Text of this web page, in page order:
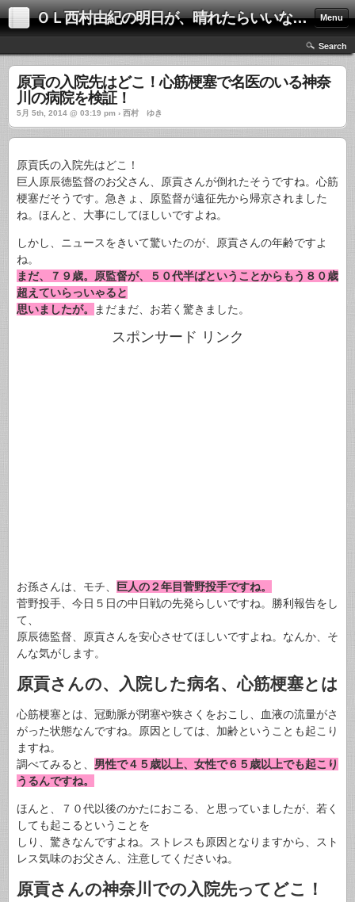
ＯＬ西村由紀の明日が、晴れたらいいな！！ Menu
Search
原貢の入院先はどこ！心筋梗塞で名医のいる神奈
川の病院を検証！
5月 5th, 2014 @ 03:19 pm › 西村 ゆき
原貢氏の入院先はどこ！
巨人原辰徳監督のお父さん、原貢さんが倒れたそうですね。心筋
梗塞だそうです。急きょ、原監督が遠征先から帰京されました
ね。ほんと、大事にしてほしいですよね。
しかし、ニュースをきいて驚いたのが、原貢さんの年齢ですよ
ね。
まだ、７９歳。原監督が、５０代半ばということからもう８０歳
超えていらっいゃると
思いましたが。
まだまだ、お若く驚きました。
スポンサード リンク
お孫さんは、モチ、
巨人の２年目菅野投手ですね。
菅野投手、今日５日の中日戦の先発らしいですね。勝利報告をし
て、
原辰徳監督、原貢さんを安心させてほしいですよね。なんか、そ
んな気がします。
原貢さんの、入院した病名、心筋梗塞とは
心筋梗塞とは、冠動脈が閉塞や狭さくをおこし、血液の流量がさ
がった状態なんですね。原因としては、加齢ということも起こり
ますね。
調べてみると、 男性で４５歳以上、女性で６５歳以上でも起こり
うるんですね。
ほんと、７０代以後のかたにおこる、と思っていましたが、若く
しても起こるということを
しり、驚きなんですよね。ストレスも原因となりますから、スト
レス気味のお父さん、注意してくださいね。
原貢さんの神奈川での入院先ってどこ！